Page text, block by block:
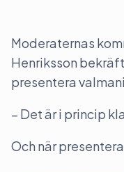
Moderaternas
Henriksson
presentera
– Det är i princip
Och när